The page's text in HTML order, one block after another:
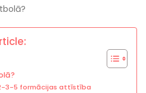
3-5 formācijas attīstība